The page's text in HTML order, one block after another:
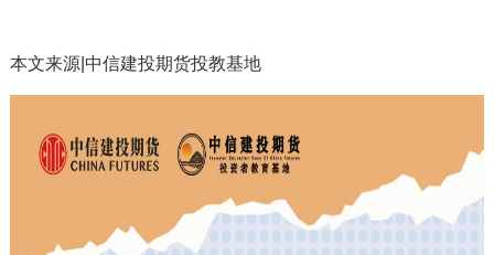
本文来源|中信建投期货投教基地